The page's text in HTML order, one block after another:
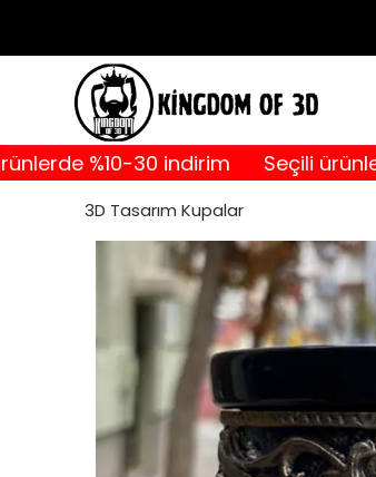
%10-30 indirim Seçili ürünlerde
3D Tasarım Kupalar